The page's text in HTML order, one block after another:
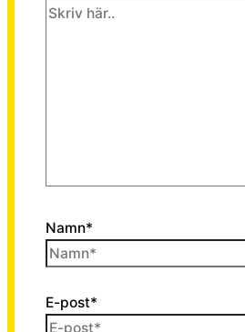
Namn*
E-post*